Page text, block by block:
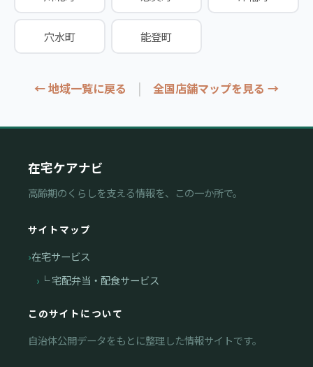
穴水町 能登町
← 地域一覧に戻る | 全国店舗マップを見る →
在宅ケアナビ
高齢期のくらしを支える情報を、この一か所で。
サイトマップ
在宅サービス
└ 宅配弁当・配食サービス
このサイトについて
自治体公開データをもとに整理した情報サイトです。